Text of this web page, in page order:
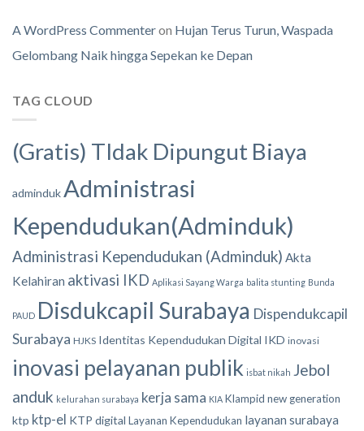
A WordPress Commenteron Hujan Terus Turun, Waspada
Gelombang Naik hingga Sepekan ke Depan
TAG CLOUD
(Gratis) TIdak Dipungut Biaya
admindukAdministrasi
Kependudukan(Adminduk)
Administrasi Kependudukan (Adminduk) Akta
Kelahiran aktivasi IKD Aplikasi Sayang Warga balita stunting Bunda
PAUD Disdukcapil Surabaya Dispendukcapil
Surabaya HJKS Identitas Kependudukan Digital IKD inovasi
inovasi pelayanan publik isbat nikah Jebol
anduk kelurahan surabaya kerja sama KIA Klampid new generation
ktp ktp-el KTP digital Layanan Kependudukan layanan surabaya